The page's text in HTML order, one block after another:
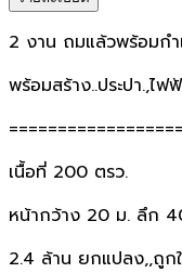
2 งาน ถมแล้วพร้อมก
พร้อมสร้าง..ประปา.,ไฟ
เนื้อที่ 200 ตรว.
หน้ากว้าง 20 ม. ลึก
2.4 ล้าน ยกแปลง,,ถูก